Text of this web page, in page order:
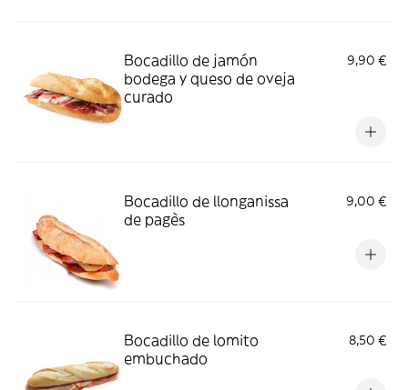
Bocadillo de jamón
bodega y queso de oveja
curado
9,90 €
Bocadillo de llonganissa
de pagès
9,00 €
Bocadillo de lomito
embuchado
8,50 €